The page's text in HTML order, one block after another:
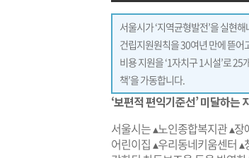
서울시가 ‘지역균형발전’을 실현
건립지원원칙을 30여년 만에 뜯어
비용 지원을 ‘1자치구 1시설’로
책’을 가동합니다.
‘보편적 편익기준선’ 미달하는
서울시는 ▴노인종합복지관 ▴
어린이집 ▴우리동네키움센터 ▴